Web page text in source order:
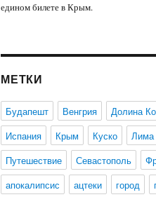
едином билете в Крым.
МЕТКИ
Будапешт Венгрия Долина
Испания
Крым Куско Лима
Путешествие
Севастополь
апокалипсис
ацтеки город